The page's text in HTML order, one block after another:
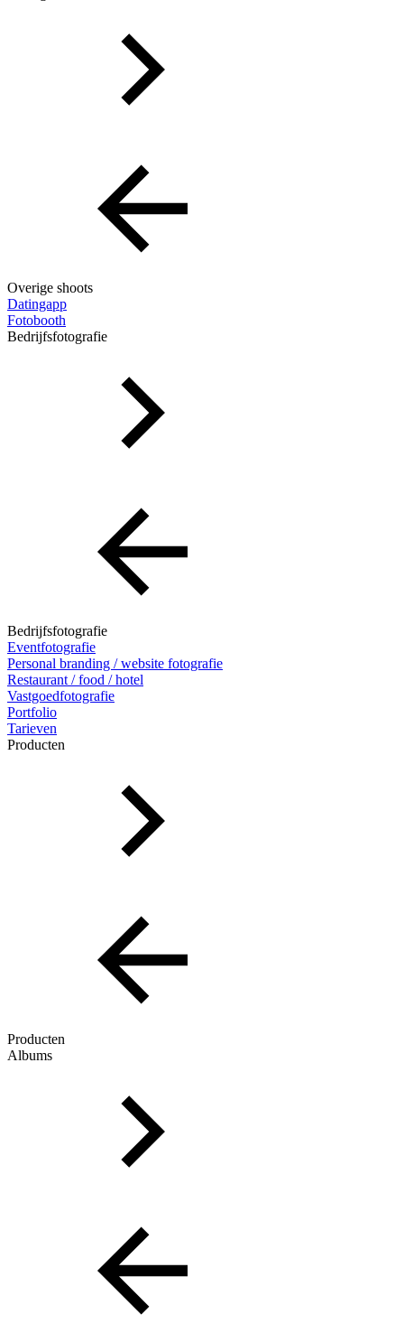
Overige shoots
Datingapp
Fotobooth
Bedrijfsfotografie
Bedrijfsfotografie
Eventfotografie
Personal branding / website fotografie
Restaurant / food / hotel
Vastgoedfotografie
Portfolio
Tarieven
Producten
Producten
Albums